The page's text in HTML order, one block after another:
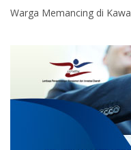
Warga Memancing di